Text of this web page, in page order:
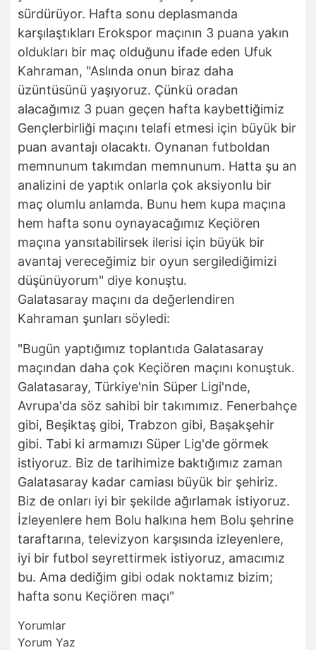
sürdürüyor. Hafta sonu deplasmanda
karşılaştıkları Erokspor maçının 3 puana yakın
oldukları bir maç olduğunu ifade eden Ufuk
Kahraman, "Aslında onun biraz daha
üzüntüsünü yaşıyoruz. Çünkü oradan
alacağımız 3 puan geçen hafta kaybettiğimiz
Gençlerbirliği maçını telafi etmesi için büyük bir
puan avantajı olacaktı. Oynanan futboldan
memnunum takımdan memnunum. Hatta şu an
analizini de yaptık onlarla çok aksiyonlu bir
maç olumlu anlamda. Bunu hem kupa maçına
hem hafta sonu oynayacağımız Keçiören
maçına yansıtabilirsek ilerisi için büyük bir
avantaj vereceğimiz bir oyun sergilediğimizi
düşünüyorum" diye konuştu.
Galatasaray maçını da değerlendiren
Kahraman şunları söyledi:
"Bugün yaptığımız toplantıda Galatasaray
maçından daha çok Keçiören maçını konuştuk.
Galatasaray, Türkiye'nin Süper Ligi'nde,
Avrupa'da söz sahibi bir takımımız. Fenerbahçe
gibi, Beşiktaş gibi, Trabzon gibi, Başakşehir
gibi. Tabi ki armamızı Süper Lig'de görmek
istiyoruz. Biz de tarihimize baktığımız zaman
Galatasaray kadar camiası büyük bir şehiriz.
Biz de onları iyi bir şekilde ağırlamak istiyoruz.
İzleyenlere hem Bolu halkına hem Bolu şehrine
taraftarına, televizyon karşısında izleyenlere,
iyi bir futbol seyrettirmek istiyoruz, amacımız
bu. Ama dediğim gibi odak noktamız bizim;
hafta sonu Keçiören maçı"
Yorumlar
Yorum Yaz